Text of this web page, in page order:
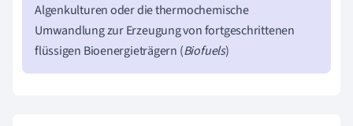
Algenkulturen oder die thermochemische
Umwandlung zur Erzeugung von fortgeschrittenen
flüssigen Bioenergieträgern (Biofuels)